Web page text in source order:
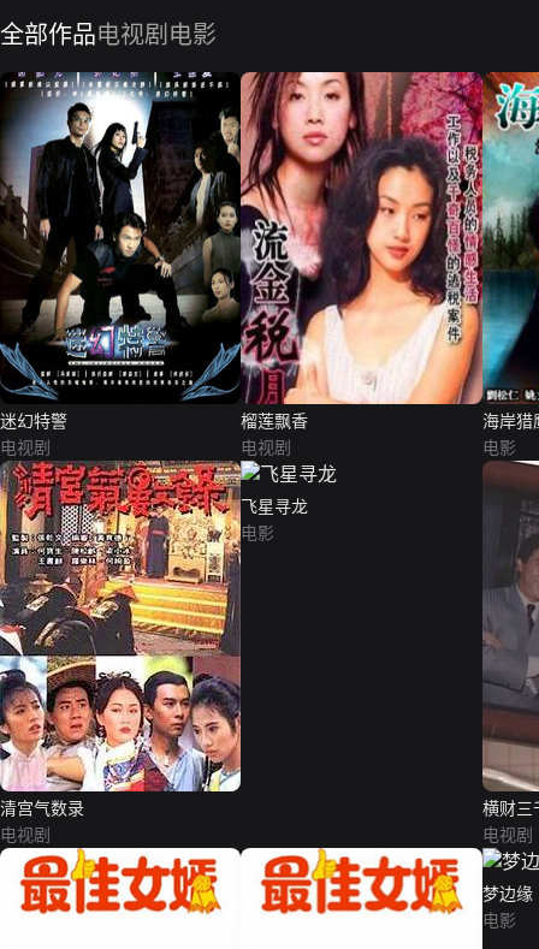
全部作品电视剧 电影
迷幻特警
电视剧
榴莲飘香
电视剧
海岸猎
电影
清宫气数录
电视剧
飞星寻龙
电影
横财三
电视剧
梦边缘
电影